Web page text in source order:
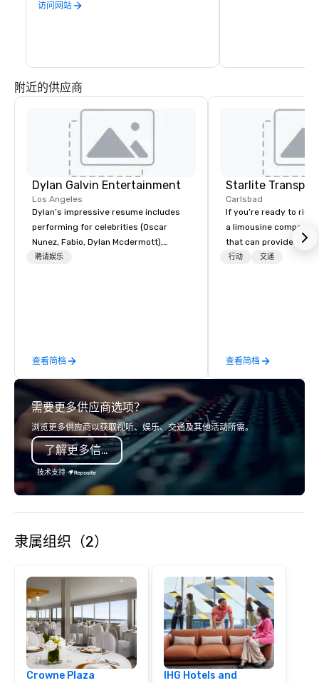
访问网站
附近的供应商
Dylan Galvin Entertainment
Los Angeles
Dylan’s impressive resume includes
performing for celebrities (Oscar
Nunez, Fabio, Dylan Mcdermott),
National Brands (Coca Cola, Wells
experience, including the top-of-the-
line sound system suitable for
audiences of over 300 people. His
song list is a variety of everything
from classics, easy listening, pop, and
80s and 90s to modern hits. His
unparalleled musicianship offers
dynamic performances ranging from
soft acoustic instrumentals to mid-
tempo acoustic guitar with vocals all
the way to upbeat dance floor top
an incredibly versatile performer that
different parts of an event. He is able
to perform wirelessly, walking around
while performing, interacting with the
crowd, and raising the energy of the
room. Dylan has an extensive history
in music, including recording at the
legendary East West Studios, where
聘请娱乐
查看简档
Carlsbad
If you’re ready to ride
a limousine company
that can provide you
impressive range of
Transportation
large groups.
行动 交通
查看简档
需要更多供应商选项？
浏览更多供应商以获取视听、娱乐、交通及其他活动所需。
了解更多信息
技术支持
隶属组织（2）
Crowne Plaza
IHG Hotels and